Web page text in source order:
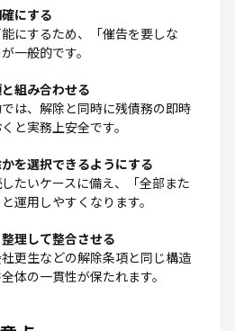
にする
にするため、「催告を要しな
一般的です。
組み合わせる
は、解除と同時に残債務の即時
と実務上安全です。
を選択できるようにする
たいケースに備え、「全部また
運用しやすくなります。
理して整合させる
更生などの解除条項と同じ構造
体の一貫性が保たれます。